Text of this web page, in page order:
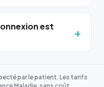
est
par le patient. Les tarifs